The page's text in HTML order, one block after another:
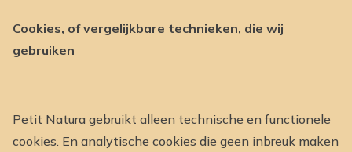
Cookies, of vergelijkbare technieken, die wij
gebruiken
Petit Natura gebruikt alleen technische en functionele
cookies. En analytische cookies die geen inbreuk maken